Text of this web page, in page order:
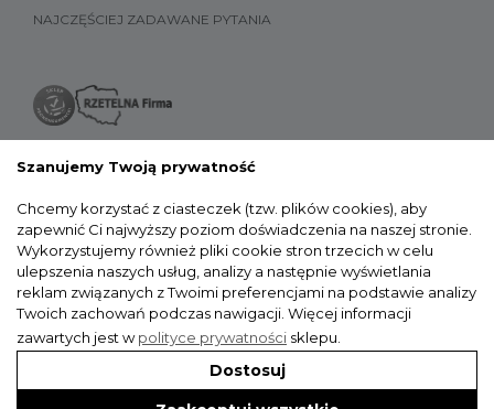
NAJCZĘŚCIEJ ZADAWANE PYTANIA
Szanujemy Twoją prywatność
Chcemy korzystać z ciasteczek (tzw. plików cookies), aby
zapewnić Ci najwyższy poziom doświadczenia na naszej stronie.
Wykorzystujemy również pliki cookie stron trzecich w celu
ulepszenia naszych usług, analizy a następnie wyświetlania
reklam związanych z Twoimi preferencjami na podstawie analizy
Twoich zachowań podczas nawigacji. Więcej informacji
zawartych jest wpolityce prywatności sklepu.
Dostosuj